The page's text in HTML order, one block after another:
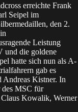
erreichte Frank
Seipel im
den 2.
Leistung
und die goldene
hatte sich nun als A-
gab es
Andreas Kistner. In
des MSC für
Kowalik, Werner